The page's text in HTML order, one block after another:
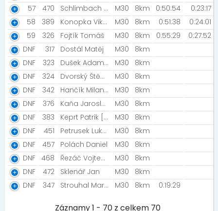
57
470 Schlimbach Vojtěch [Gumáci] M30 8km 0:50:54
0:23:17
58
389 Konopka Viktor [Běžecký klub České spořitelny] M30 8km 0:51:38
0:24:01
59
326 Fojtík Tomáš M30 8km 0:55:29
0:27:52
DNF
317 Dostál Matěj M30
8km
DNF
323 Dušek Adam [55motorsport] M30
8km
DNF
324 Dvorský Štěpán [Gumáci] M30
8km
DNF
342 Hančík Milan [Gumáci] M30
8km
DNF
376 Kaňa Jaroslav M30
8km
DNF
383 Keprt Patrik [Kkn] M30
8km
DNF
451 Petrusek Lukáš [RunCzech team ] M30
8km
DNF
457 Polách Daniel M30
8km
DNF 468 Řezáč Vojtech [TJ Amatér Milevsko] M30
8km
DNF
472 Sklenář Jan M30
8km
DNF
347 Strouhal Martin M30 8km 0:19:29
Záznamy 1 - 70 z celkem 70